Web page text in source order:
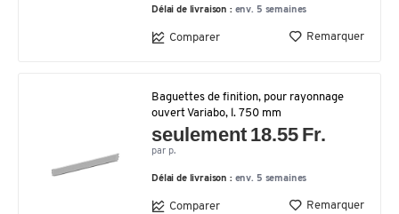
Délai de livraison : env. 5 semaines
Comparer Remarquer
Baguettes de finition, pour rayonnage
ouvert Variabo, l. 750 mm
seulement 18.55 Fr.
par p.
Délai de livraison : env. 5 semaines
Comparer Remarquer